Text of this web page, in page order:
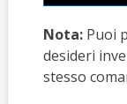
Nota:Puoi
desideri
stesso